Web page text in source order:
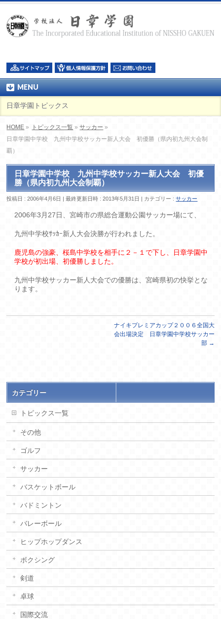
MENU
日章学園トピックス
HOME » トピックス一覧 »サッカー »
日章学園中学校 九州中学校サッカー新人大会 初優勝（県内初九州大会制
覇）
日章学園中学校 九州中学校サッカー新人大会 初優
勝（県内初九州大会制覇）
投稿日 : 2006年4月6日 最終更新日時 : 2013年5月31日 カテゴリー :サッカー
2006年3月27日、宮崎市の県総合運動公園サッカー場にて、
九州中学校ｻｯｶｰ新人大会決勝が行われました。
鹿児島の強豪、桜島中学校を相手に２－１で下し、日章学園中
学校が初出場、初優勝しました。
九州中学校サッカー新人大会での優勝は、宮崎県初の快挙とな
ります。
ナイキプレミアカップ２００６全国大
会出場決定 日章学園中学校サッカー
部 →
カテゴリー
トピックス一覧
その他
ゴルフ
サッカー
バスケットボール
バドミントン
バレーボール
ヒップホップダンス
ボクシング
剣道
卓球
国際交流